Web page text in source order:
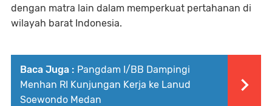
dengan matra lain dalam memperkuat pertahanan di
wilayah barat Indonesia.
Baca Juga : Pangdam I/BB Dampingi
Menhan RI Kunjungan Kerja ke Lanud
Soewondo Medan